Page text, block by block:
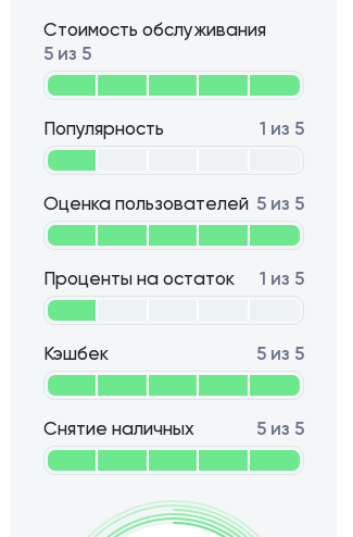
Проценты на остаток 1 из 5
Кэшбек 5 из 5
Снятие наличных 5 из 5
Стоимость обслуживания
5 из 5
Популярность 1 из 5
Оценка пользователей 5 из 5